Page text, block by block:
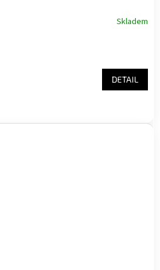
Skladem
DETAIL